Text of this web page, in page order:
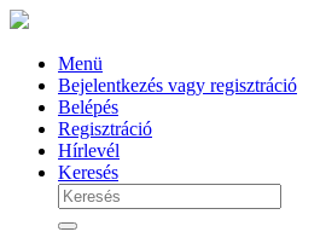
Menü
Bejelentkezés vagy regisztráció
Belépés
Regisztráció
Hírlevél
Keresés